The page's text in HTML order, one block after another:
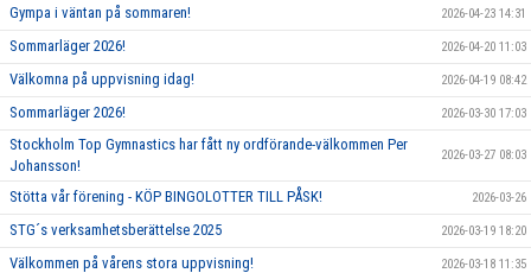
Gympa i väntan på sommaren! 2026-04-23 14:31
Sommarläger 2026! 2026-04-20 11:03
Välkomna på uppvisning idag! 2026-04-19 08:42
Sommarläger 2026! 2026-03-30 17:03
Stockholm Top Gymnastics har fått ny ordförande-välkommen Per
Johansson!
2026-03-27 08:03
Stötta vår förening - KÖP BINGOLOTTER TILL PÅSK! 2026-03-26
STG´s verksamhetsberättelse 2025 2026-03-19 18:20
Välkommen på vårens stora uppvisning! 2026-03-18 11:35